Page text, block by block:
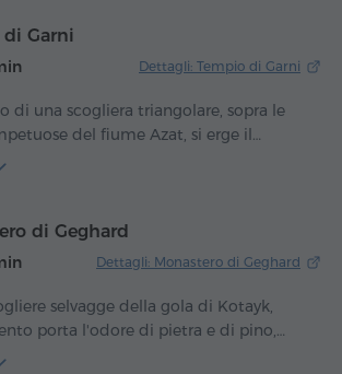
recava a Garni, si fermò in questo
colpito dalla vista mozzafiato
una sorta di "tempio" dedicato
– un arco attraverso il quale la
racconta che il poeta amasse recarsi
tangibile della sua eredità.
di Garni
Dettagli: Tempio di Garni
di una scogliera triangolare, sopra le
del fiume Azat, si erge il
di Garni, unico custode
continuare l'omaggio silenzioso
dio solare cui era dedicato il tempio.
di Geghard
Dettagli: Monastero di Geghard
selvagge della gola di Kotayk,
porta l'odore di pietra e di pino,
monastero di Geghard, come se la